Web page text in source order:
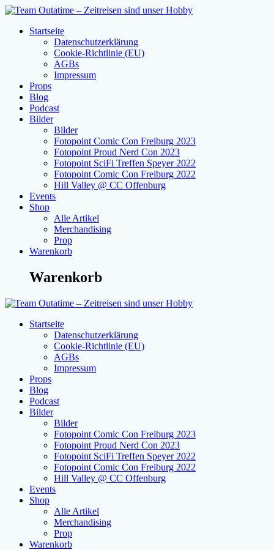
Zum
springenStartseite
Datenschutzerklärung
Cookie-Richtlinie (EU)
AGBs
Impressum
Props
Blog
Podcast
Bilder
Bilder
Fotopoint Comic Con Freiburg 2023
Fotopoint Proud Nerd Con 2023
Fotopoint SciFi Treffen Speyer 2022
Fotopoint Comic Con Freiburg 2022
Hill Valley @ CC Offenburg
Events
Shop
Alle Artikel
Merchandising
Prop
Warenkorb
Warenkorb
Startseite
Datenschutzerklärung
Cookie-Richtlinie (EU)
AGBs
Impressum
Props
Blog
Podcast
Bilder
Bilder
Fotopoint Comic Con Freiburg 2023
Fotopoint Proud Nerd Con 2023
Fotopoint SciFi Treffen Speyer 2022
Fotopoint Comic Con Freiburg 2022
Hill Valley @ CC Offenburg
Events
Shop
Alle Artikel
Merchandising
Prop
Warenkorb